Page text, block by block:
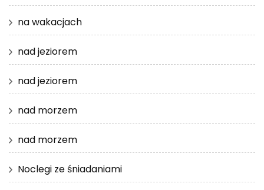
na wakacjach
nad jeziorem
nad jeziorem
nad morzem
nad morzem
Noclegi ze śniadaniami